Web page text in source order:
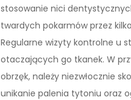
stosowanie nici
twardych pokarmów przez
Regularne wizyty kontrolne u
otaczających go tkanek. W
obrzęk, należy niezwłocznie
unikanie palenia tytoniu oraz